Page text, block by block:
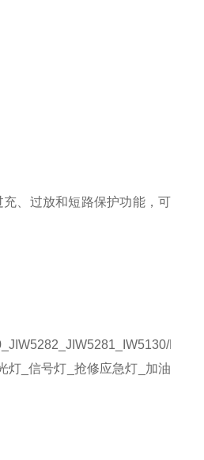
充、过放和短路保护功能，可
灯_信号灯_抢修应急灯_加油